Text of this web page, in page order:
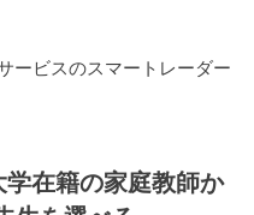
ービスのスマートレーダー
在籍の家庭教師か